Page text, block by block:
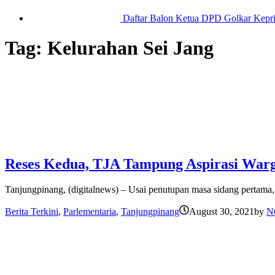
Daftar Balon Ketua DPD Golkar
Tag: Kelurahan Sei Jang
Reses Kedua, TJA Tampung Aspirasi
Tanjungpinang, (digitalnews) – Usai penutupan masa sidang
Berita Terkini, Parlementaria, Tanjungpinang August 30, 2021by